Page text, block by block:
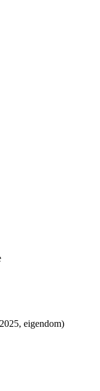
eigendom)